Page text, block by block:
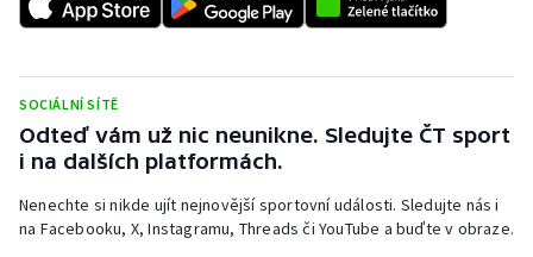
Sportovní střelba
Triatlon
Vodní slalom
SOCIÁLNÍ SÍTĚ
Odteď vám už nic neunikne. Sledujte ČT sport
i na dalších platformách.
Nenechte si nikde ujít nejnovější sportovní události. Sledujte nás i
na Facebooku, X, Instagramu, Threads či YouTube a buďte v obraze.